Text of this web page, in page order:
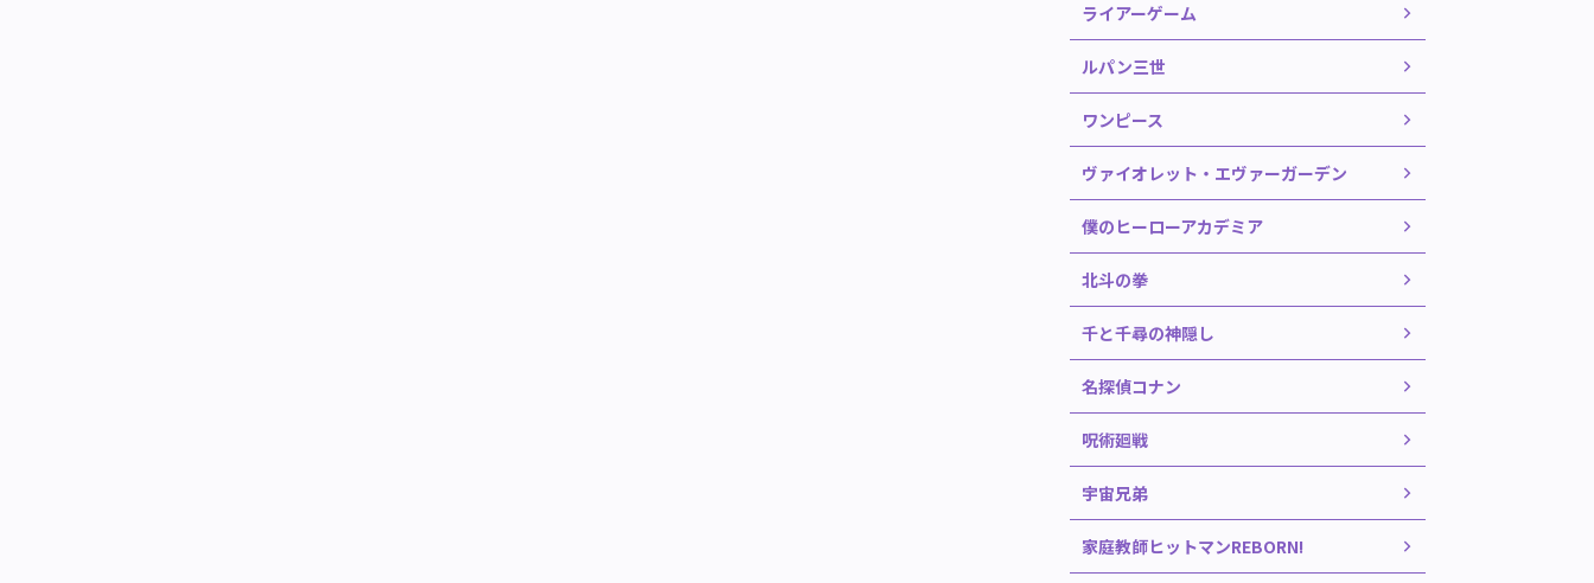
ライアーゲーム
ルパン三世
ワンピース
ヴァイオレット・エヴァーガーデン
僕のヒーローアカデミア
北斗の拳
千と千尋の神隠し
名探偵コナン
呪術廻戦
宇宙兄弟
家庭教師ヒットマンREBORN!